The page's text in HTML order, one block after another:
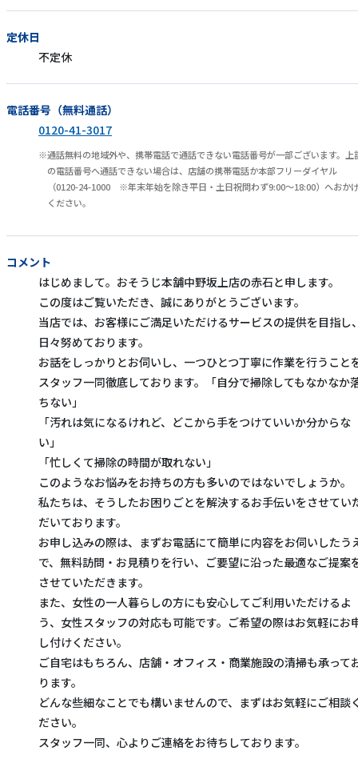
定休日
不定休
電話番号（無料通話）
0120-41-3017
通話無料の地域外や、携帯電話で通話できない電話番号が一部ございます。上
の電話番号へ通話できない場合は、店舗の携帯電話か本部フリーダイヤル
（0120-24-1000 ※年末年始を除き平日・土日祝問わず9:00～18:00）へおか
ください。
コメント
はじめまして。おそうじ本舗中野坂上店の赤石と申します。
この度はご覧いただき、誠にありがとうございます。
当店では、お客様にご満足いただけるサービスの提供を目指し
日々努めております。
お話をしっかりとお伺いし、一つひとつ丁寧に作業を行うこと
スタッフ一同徹底しております。「自分で掃除してもなかなか
ちない」
「汚れは気になるけれど、どこから手をつけていいか分からな
い」
「忙しくて掃除の時間が取れない」
このようなお悩みをお持ちの方も多いのではないでしょうか。
私たちは、そうしたお困りごとを解決するお手伝いをさせてい
だいております。
お申し込みの際は、まずお電話にて簡単に内容をお伺いしたう
で、無料訪問・お見積りを行い、ご要望に沿った最適なご提案
させていただきます。
また、女性の一人暮らしの方にも安心してご利用いただけるよ
う、女性スタッフの対応も可能です。ご希望の際はお気軽にお
し付けください。
ご自宅はもちろん、店舗・オフィス・商業施設の清掃も承って
ります。
どんな些細なことでも構いませんので、まずはお気軽にご相談
ださい。
スタッフ一同、心よりご連絡をお待ちしております。